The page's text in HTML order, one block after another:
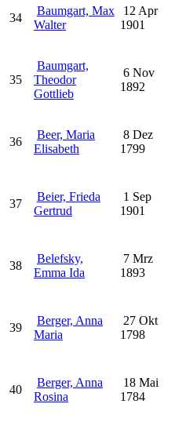
34
Baumgart, Max
Walter
12 Apr
1901
35
Baumgart,
Theodor
Gottlieb
6 Nov
1892
36
Beer, Maria
Elisabeth
8 Dez
1799
37
Beier, Frieda
Gertrud
1 Sep
1901
38
Belefsky,
Emma Ida
7 Mrz
1893
39
Berger, Anna
Maria
27 Okt
1798
40
Berger, Anna
Rosina
18 Mai
1784